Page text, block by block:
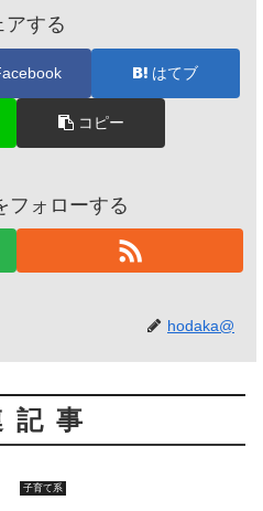
アする
はてブ
コピー
フォローする
hodaka@
記事
子育て系